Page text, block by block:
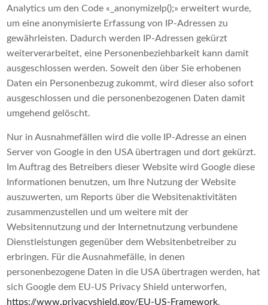
Analytics um den Code «_anonymizeIp();» erweitert wurde,
um eine anonymisierte Erfassung von IP-Adressen zu
gewährleisten. Dadurch werden IP-Adressen gekürzt
weiterverarbeitet, eine Personenbeziehbarkeit kann damit
ausgeschlossen werden. Soweit den über Sie erhobenen
Daten ein Personenbezug zukommt, wird dieser also sofort
ausgeschlossen und die personenbezogenen Daten damit
umgehend gelöscht.
Nur in Ausnahmefällen wird die volle IP-Adresse an einen
Server von Google in den USA übertragen und dort gekürzt.
Im Auftrag des Betreibers dieser Website wird Google diese
Informationen benutzen, um Ihre Nutzung der Website
auszuwerten, um Reports über die Websitenaktivitäten
zusammenzustellen und um weitere mit der
Websitennutzung und der Internetnutzung verbundene
Dienstleistungen gegenüber dem Websitenbetreiber zu
erbringen. Für die Ausnahmefälle, in denen
personenbezogene Daten in die USA übertragen werden, hat
sich Google dem EU-US Privacy Shield unterworfen,
https://www.privacyshield.gov/EU-US-Framework.